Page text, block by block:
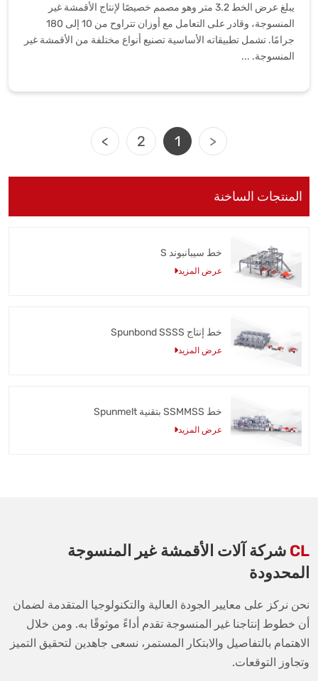
يبلغ عرض الخط 3.2 متر وهو مصمم خصيصًا لإنتاج الأقمشة غير
المنسوجة، وقادر على التعامل مع أوزان تتراوح من 10 إلى 180
جرامًا. تشمل تطبيقاته الأساسية تصنيع أنواع مختلفة من الأقمشة غير
المنسوجة. ...
<
1
2
>
المنتجات الساخنة
خط سيبانبوند S
عرض المزيد
خط إنتاج Spunbond SSSS
عرض المزيد
خط SSMMSS بتقنية Spunmelt
عرض المزيد
CL شركة آلات الأقمشة غير المنسوجة
المحدودة
نحن نركز على معايير الجودة العالية والتكنولوجيا المتقدمة لضمان
أن خطوط إنتاجنا غير المنسوجة تقدم أداءً موثوقًا به. ومن خلال
الاهتمام بالتفاصيل والابتكار المستمر، نسعى جاهدين لتحقيق التميز
وتجاوز التوقعات.